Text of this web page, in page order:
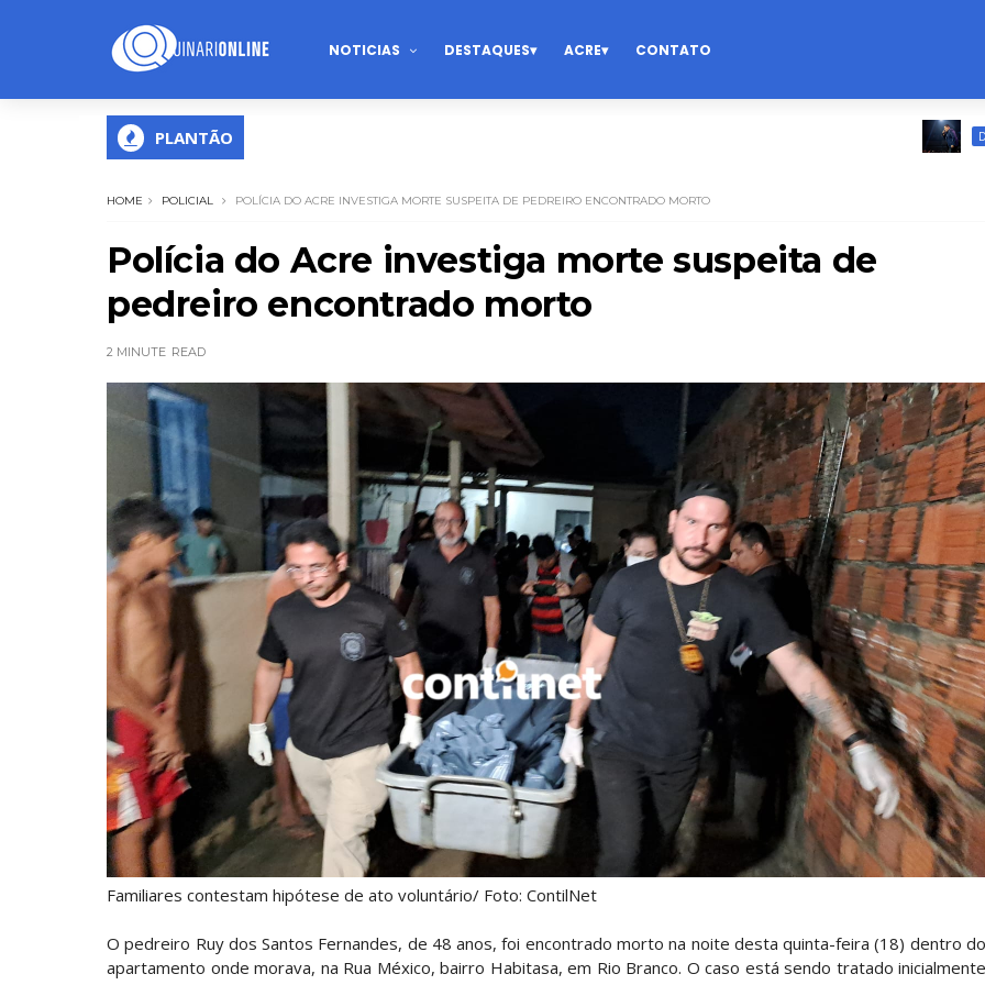
NOTICIAS DESTAQUES ACRE CONTATO
PLANTÃO DESTAQUES
HOME POLICIAL POLÍCIA DO ACRE INVESTIGA MORTE SUSPEITA DE PEDREIRO ENCONTRADO MORTO
Polícia do Acre investiga morte suspeita de
pedreiro encontrado morto
2 MINUTE READ
Familiares contestam hipótese de ato voluntário/ Foto: ContilNet
O pedreiro Ruy dos Santos Fernandes, de 48 anos, foi encontrado morto na noite desta quinta-feira (18) dentro do
apartamento onde morava, na Rua México, bairro Habitasa, em Rio Branco. O caso está sendo tratado inicialmente